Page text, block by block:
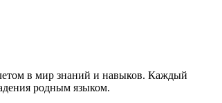
в мир знаний и навыков. Каждый
родным языком.